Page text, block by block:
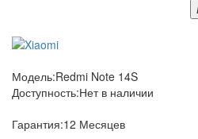
Модель:Redmi Note 14S
Доступность:Нет в наличии
Гарантия:12 Месяцев